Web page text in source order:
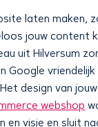
laten maken,
jouw content
uit Hilversum
Google
design van
webshop
en visie en sluit